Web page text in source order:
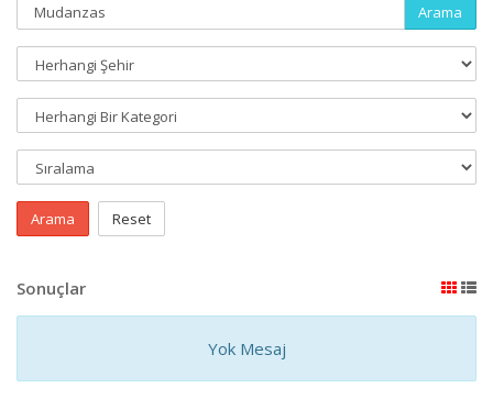
Arama
Arama Reset
Sonuçlar
Yok Mesaj